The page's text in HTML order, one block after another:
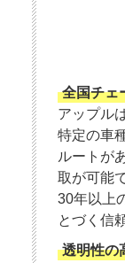
全国チェ
アップル
特定の車
ルートが
取が可能
30年以上
とづく信
透明性の